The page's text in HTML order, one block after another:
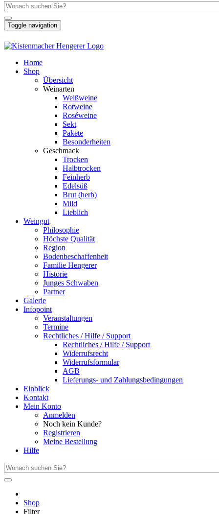
Toggle navigation
Home
Shop
Übersicht
Weinarten
Weißweine
Rotweine
Roséweine
Sekt
Pakete
Besonderheiten
Geschmack
Trocken
Halbtrocken
Feinherb
Edelsüß
Brut (herb)
Mild
Lieblich
Weingut
Philosophie
Höchste Qualität
Region
Bodenbeschaffenheit
Familie Hengerer
Historie
Junges Schwaben
Partner
Galerie
Infopoint
Veranstaltungen
Termine
Rechtliches / Hilfe / Support
Rechtliches / Hilfe / Support
Widerrufsrecht
Widerrufsformular
AGB
Lieferungs- und Zahlungsbedingungen
Einblick
Kontakt
Mein Konto
Anmelden
Noch kein Kunde?
Registrieren
Meine Bestellung
Hilfe
Shop
Filter